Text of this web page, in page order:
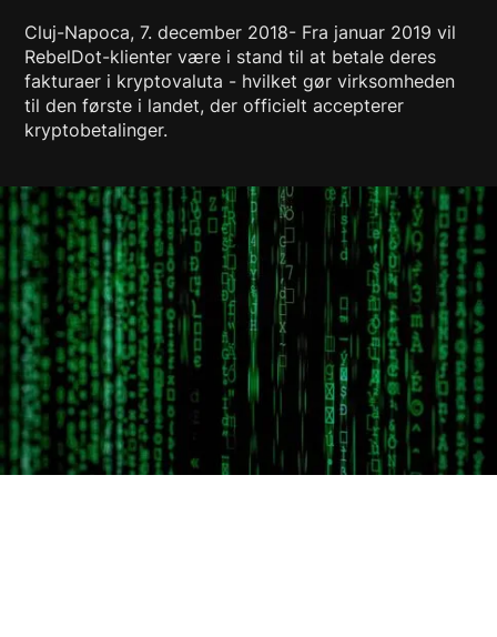
Cluj-Napoca, 7. december 2018- Fra januar 2019 vil
RebelDot-klienter være i stand til at betale deres
fakturaer i kryptovaluta - hvilket gør virksomheden
til den første i landet, der officielt accepterer
kryptobetalinger.